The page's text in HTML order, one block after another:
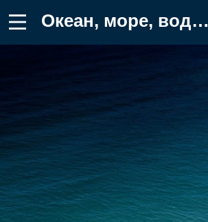
Океан, море, вода, природа Фон для телефона